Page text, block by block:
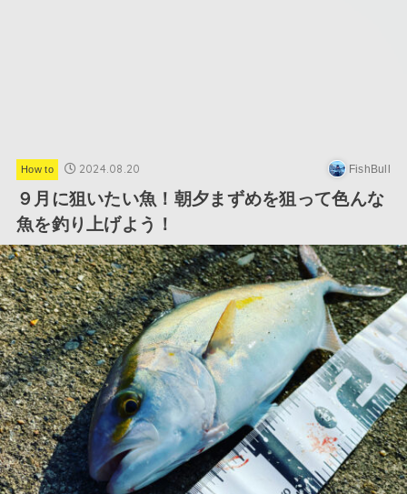
How to 2024.08.20 FishBull
９月に狙いたい魚！朝夕まずめを狙って色んな
魚を釣り上げよう！